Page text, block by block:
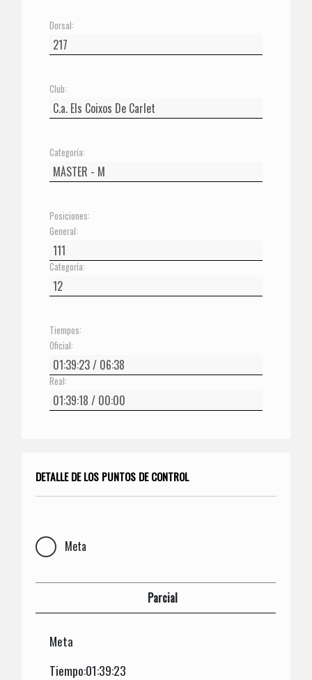
Dorsal:
Club:
Categoría:
Posiciones:
General:
Categoría:
Tiempos:
Oficial:
Real:
DETALLE DE LOS PUNTOS DE CONTROL
Meta
Parcial
Meta
Tiempo:01:39:23